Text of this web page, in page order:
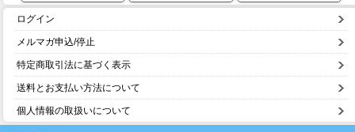
ログイン
メルマガ申込/停止
特定商取引法に基づく表示
送料とお支払い方法について
個人情報の取扱いについて